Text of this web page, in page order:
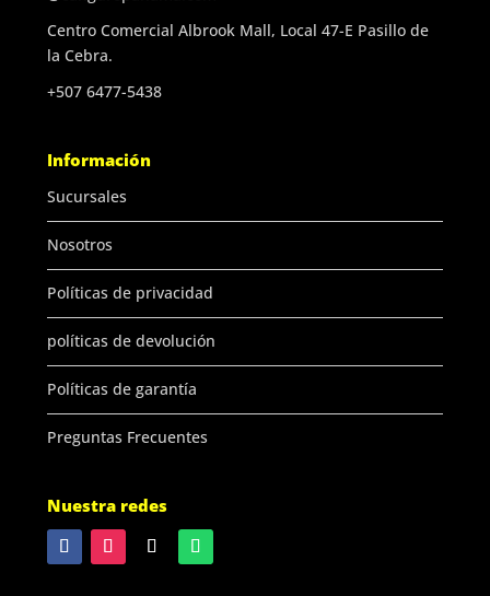
Centro Comercial Albrook Mall, Local 47-E Pasillo de
la Cebra.
+507 6477-5438
Información
Sucursales
Nosotros
Políticas de privacidad
políticas de devolución
Políticas de garantía
Preguntas Frecuentes
Nuestra redes